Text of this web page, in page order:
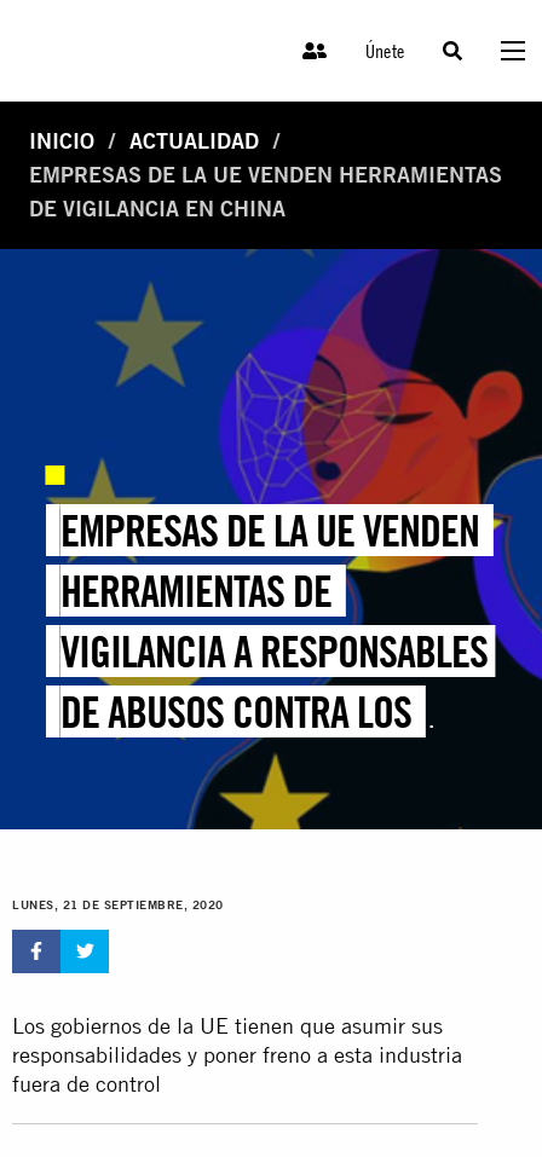
Únete
INICIO
ACTUALIDAD
EMPRESAS DE LA UE VENDEN HERRAMIENTAS
DE VIGILANCIA EN CHINA
EMPRESAS DE LA UE VENDEN
HERRAMIENTAS DE
VIGILANCIA A RESPONSABLES
DE ABUSOS CONTRA LOS
DERECHOS HUMANOS EN
CHINA
LUNES, 21 DE SEPTIEMBRE, 2020
Los gobiernos de la UE tienen que asumir sus
responsabilidades y poner freno a esta industria
fuera de control